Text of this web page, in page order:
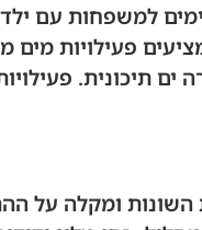
למשפחות עם
פעילויות מים
תיכונית.
ומקלה על